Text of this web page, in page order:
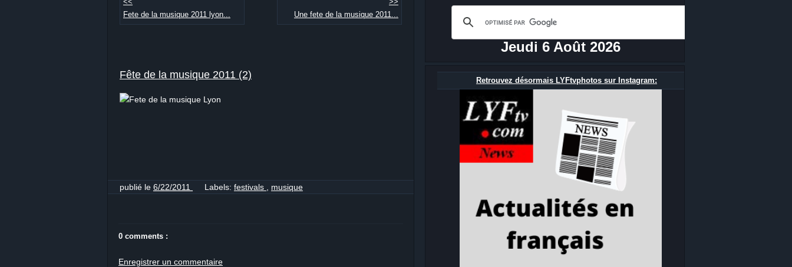
<<
Fete de la musique 2011 lyon...
>>
Une fete de la musique 2011...
Fête de la musique 2011 (2)
publié le 6/22/2011 Labels: festivals musique
0 comments :
Enregistrer un commentaire
Jeudi 6 Août 2026
Retrouvez désormais LYFtvphotos sur Instagram: